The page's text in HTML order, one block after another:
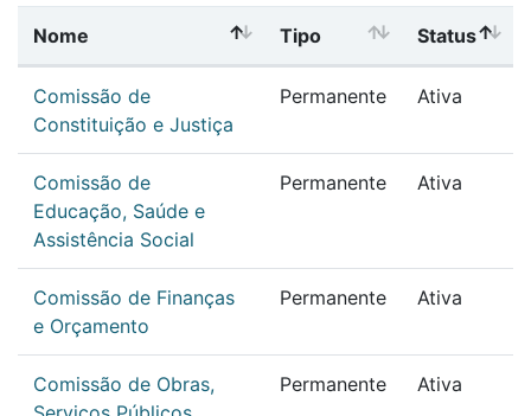
Nome Tipo Status
Comissão de
Constituição e Justiça
Permanente Ativa
Comissão de
Educação, Saúde e
Assistência Social
Permanente Ativa
Comissão de Finanças
e Orçamento
Permanente Ativa
Comissão de Obras,
Permanente Ativa